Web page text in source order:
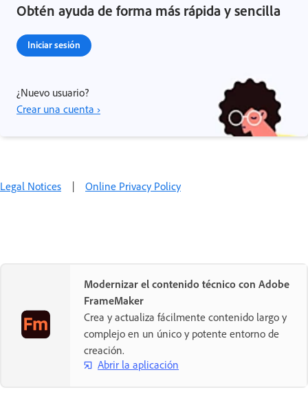
Obtén ayuda de forma más rápida y sencilla
Iniciar sesión
¿Nuevo usuario?
Crear una cuenta ›
Legal Notices | Online Privacy Policy
Modernizar el contenido técnico con Adobe
FrameMaker
Crea y actualiza fácilmente contenido largo y
complejo en un único y potente entorno de
creación.
Abrir la aplicación